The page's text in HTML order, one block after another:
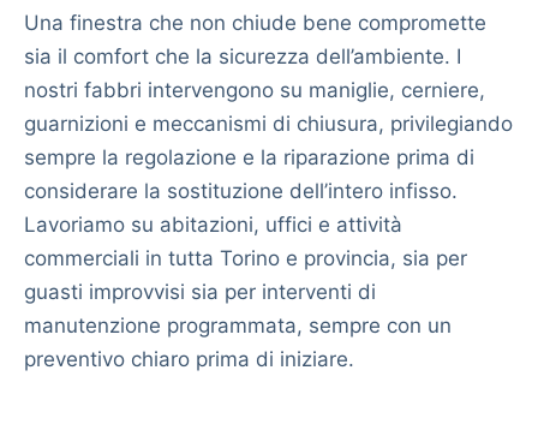
Una finestra che non chiude bene compromette
sia il comfort che la sicurezza dell’ambiente. I
nostri fabbri intervengono su maniglie, cerniere,
guarnizioni e meccanismi di chiusura, privilegiando
sempre la regolazione e la riparazione prima di
considerare la sostituzione dell’intero infisso.
Lavoriamo su abitazioni, uffici e attività
commerciali in tutta Torino e provincia, sia per
guasti improvvisi sia per interventi di
manutenzione programmata, sempre con un
preventivo chiaro prima di iniziare.